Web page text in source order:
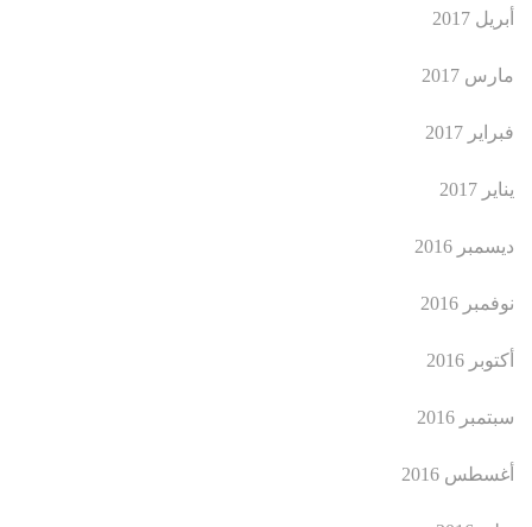
أبريل 2017
مارس 2017
فبراير 2017
يناير 2017
ديسمبر 2016
نوفمبر 2016
أكتوبر 2016
سبتمبر 2016
أغسطس 2016